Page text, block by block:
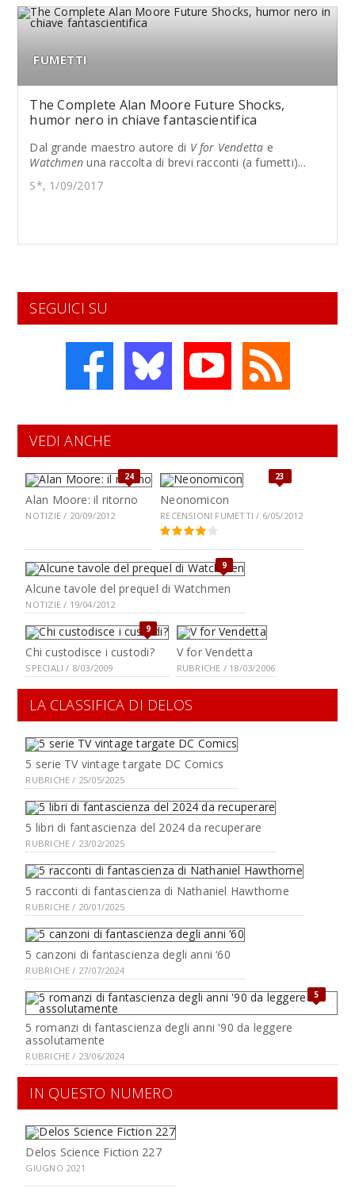
FUMETTI
The Complete Alan Moore Future Shocks,
humor nero in chiave fantascientifica
Dal grande maestro autore di V for Vendetta e
Watchmen una raccolta di brevi racconti (a fumetti)...
S*, 1/09/2017
SEGUICI SU
VEDI ANCHE
24
Alan Moore: il ritorno
NOTIZIE / 20/09/2012
23
Neonomicon
RECENSIONI FUMETTI / 6/05/2012
9
Alcune tavole del prequel di Watchmen
NOTIZIE / 19/04/2012
9
Chi custodisce i custodi?
SPECIALI / 8/03/2009
V for Vendetta
RUBRICHE / 18/03/2006
LA CLASSIFICA DI DELOS
5 serie TV vintage targate DC Comics
RUBRICHE / 25/05/2025
5 libri di fantascienza del 2024 da recuperare
RUBRICHE / 23/02/2025
5 racconti di fantascienza di Nathaniel Hawthorne
RUBRICHE / 20/01/2025
5 canzoni di fantascienza degli anni ‘60
RUBRICHE / 27/07/2024
5
5 romanzi di fantascienza degli anni '90 da leggere
assolutamente
RUBRICHE / 23/06/2024
IN QUESTO NUMERO
Delos Science Fiction 227
GIUGNO 2021